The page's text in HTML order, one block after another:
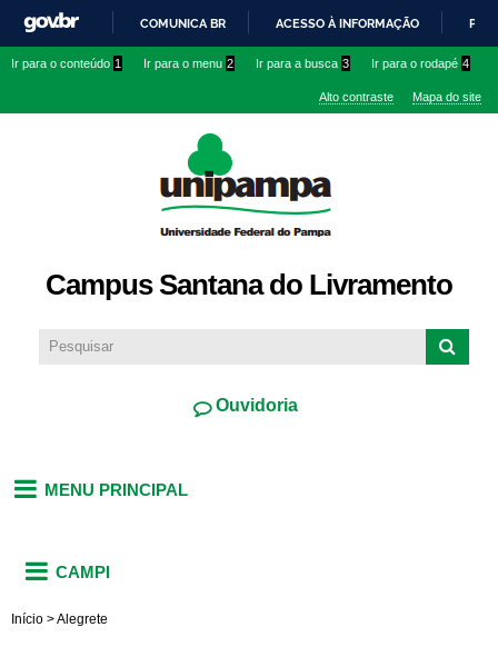
conteúdo
IR
O
COMUNICA BR ACESSO À INFORMAÇÃO
Ir para o conteúdo 1 Ir para o menu 2 Ir para a busca 3 Ir para o rodapé 4
Alto contraste Mapa do site
Campus Santana do Livramento
Ouvidoria
MENU PRINCIPAL
CAMPI
Início >Alegrete